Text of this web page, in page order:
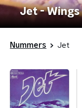
Jet - Wings
Nummers Jet